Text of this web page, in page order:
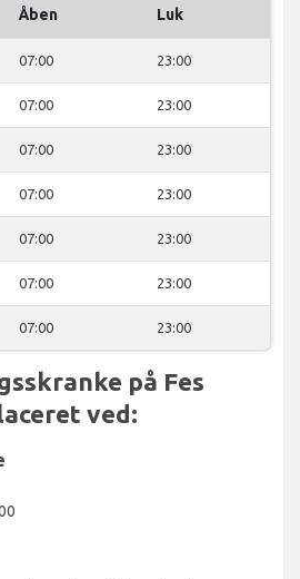
Åben Luk
07:00 23:00
07:00 23:00
07:00 23:00
07:00 23:00
07:00 23:00
07:00 23:00
07:00 23:00
på Fes
ved: